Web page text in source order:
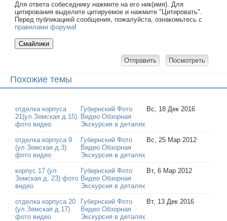
Для ответа собеседнику нажмите на его ник(имя). Для
цитирования выделите цитируемое и нажмите "Цитировать".
Перед публикацией сообщения, пожалуйста, ознакомьтесь с
правилами форума!
Похожие темы
отделка корпуса
21(ул.Земская д.15)
фото видео
Губернский Фото
Видео Обзорная
Экскурсия в деталях
Вс, 18 Дек 2016
отделка корпуса 9
(ул Земская д.3)
фото видео
Губернский Фото
Видео Обзорная
Экскурсия в деталях
Вс, 25 Мар 2012
корпус 17 (ул
Земская д. 23) фото
видео
Губернский Фото
Видео Обзорная
Экскурсия в деталях
Вт, 6 Мар 2012
отделка корпуса 20
(ул.Земская д.17)
фото видео
Губернский Фото
Видео Обзорная
Экскурсия в деталях
Вт, 13 Дек 2016